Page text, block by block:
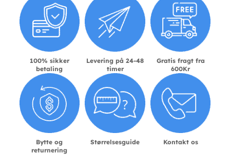
100% sikker
betaling
Levering på 24-48
timer
Gratis fragt fra
600Kr
Bytte og
returnering
Størrelsesguide Kontakt os